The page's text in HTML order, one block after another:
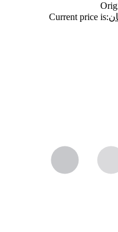
Current price is: